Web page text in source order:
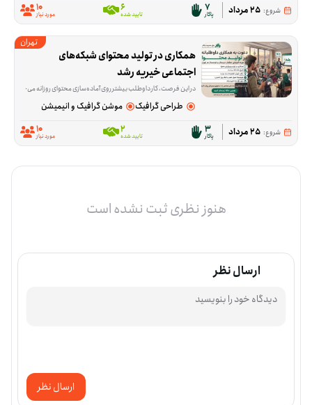
شروع: 25 مرداد 7
پاکار 6
تایید شده 10
مورد نیاز
تهران
اجتماعی خیریه رشد
در این فرصت، کار داوطلب بیشتر روی آماده‌سازی محتوای روزانه می‌چرخد. راش‌ها و عکس‌ها از قبل در اختیار شما قرار می‌گیرد و لازم است از آن‌ها برای تدوین ریلز اینستاگرام، پست‌های
طراحی گرافیک موشن گرافیک و انیمیشن
شروع: 25 مرداد 3
پاکار 2
تایید شده 10
مورد نیاز
هنوز نظری ثبت نشده است
ارسال نظر
ارسال نظر